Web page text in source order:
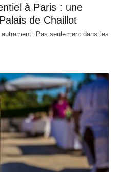
à Paris : une
de Chaillot
Pas seulement dans les